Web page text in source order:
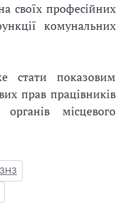
своїх професійних
комунальних
стати показовим
прав працівників
місцевого